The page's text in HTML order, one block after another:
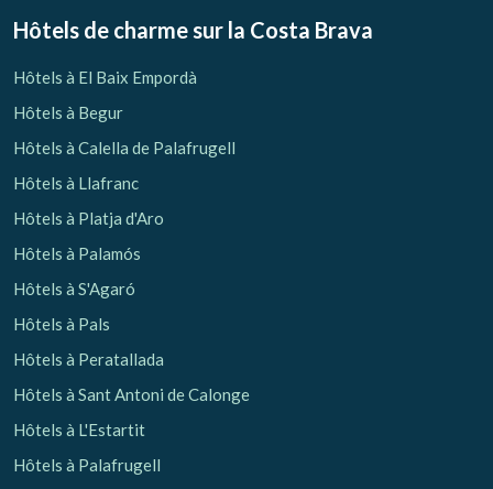
Gérer ma réservation
Vérifier le code de réservation
Hôtels de charme sur la Costa Brava
Hôtels à El Baix Empordà
Hôtels à Begur
Hôtels à Calella de Palafrugell
Hôtels à Llafranc
Hôtels à Platja d'Aro
Hôtels à Palamós
Hôtels à S'Agaró
Hôtels à Pals
Hôtels à Peratallada
Hôtels à Sant Antoni de Calonge
Hôtels à L'Estartit
Hôtels à Palafrugell